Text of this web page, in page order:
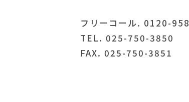
フリーコール. 0120-
TEL. 025-750-3850
FAX. 025-750-3851